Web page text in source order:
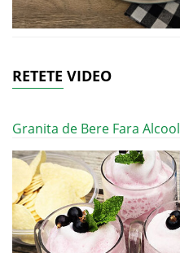
RETETE VIDEO
Granita de Bere Fara Alcool